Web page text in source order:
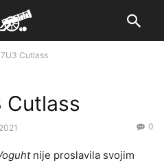
Cutlass
Cutlass
0
nije proslavila svojim